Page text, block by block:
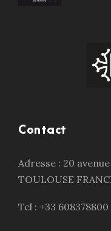
Contact
Adresse : 20
TOULOUSE
Tel : +33 608378800